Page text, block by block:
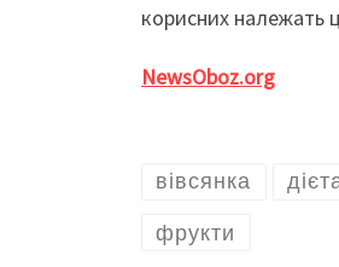
корисних належать
NewsOboz.org
вівсянка
фрукти